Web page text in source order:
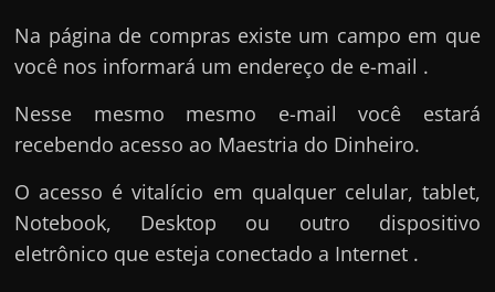
Na página de compras existe um campo em que
você nos informará um endereço de e-mail .
Nesse mesmo mesmo e-mail você estará
recebendo acesso ao Maestria do Dinheiro.
O acesso é vitalício em qualquer celular, tablet,
Notebook, Desktop ou outro dispositivo
eletrônico que esteja conectado a Internet .